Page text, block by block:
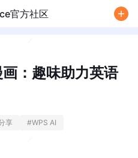
官方社区
：趣味助力英语
享 #WPS AI